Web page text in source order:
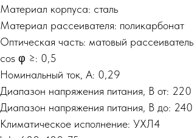
Материал корпуса: сталь
Материал рассеивателя: поликарбонат
Оптическая часть: матовый рассеиватель
cos φ ≥: 0,5
Номинальный ток, A: 0,29
Диапазон напряжения питания, В от: 220
Диапазон напряжения питания, В до: 240
Климатическое исполнение: УХЛ4